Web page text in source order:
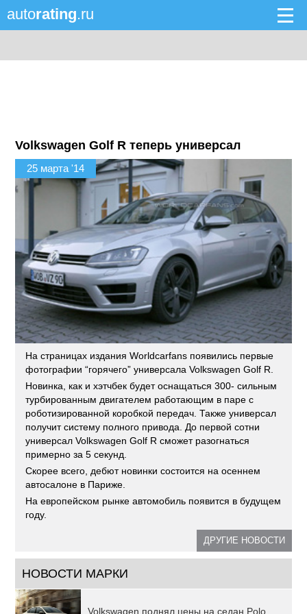
autorating.ru
Volkswagen Golf R теперь универсал
25 марта '14
На страницах издания Worldcarfans появились первые
фотографии “горячего” универсала Volkswagen Golf R.
Новинка, как и хэтчбек будет оснащаться 300- сильным
турбированным двигателем работающим в паре с
роботизированной коробкой передач. Также универсал
получит систему полного привода. До первой сотни
универсал Volkswagen Golf R сможет разогнаться
примерно за 5 секунд.
Скорее всего, дебют новинки состоится на осеннем
автосалоне в Париже.
На европейском рынке автомобиль появится в будущем
году.
ДРУГИЕ НОВОСТИ
НОВОСТИ МАРКИ
Volkswagen поднял цены на седан Polo